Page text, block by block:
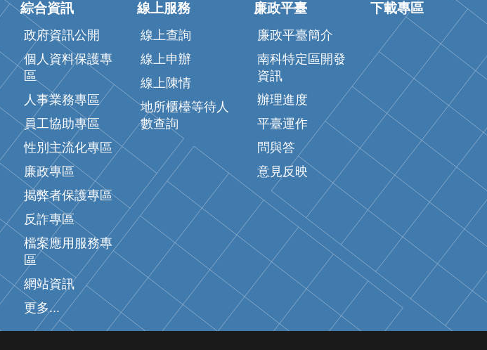
綜合資訊
政府資訊公開
個人資料保護專
區
人事業務專區
員工協助專區
性別主流化專區
廉政專區
揭弊者保護專區
反詐專區
檔案應用服務專
區
網站資訊
更多...
線上服務
線上查詢
線上申辦
線上陳情
地所櫃檯等待人
數查詢
廉政平臺
廉政平臺簡介
南科特定區開發
資訊
辦理進度
平臺運作
問與答
意見反映
下載專區